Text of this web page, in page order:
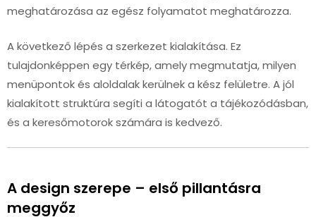
meghatározása az egész folyamatot meghatározza.
A következő lépés a szerkezet kialakítása. Ez
tulajdonképpen egy térkép, amely megmutatja, milyen
menüpontok és aloldalak kerülnek a kész felületre. A jól
kialakított struktúra segíti a látogatót a tájékozódásban,
és a keresőmotorok számára is kedvező.
A design szerepe – első pillantásra
meggyőz